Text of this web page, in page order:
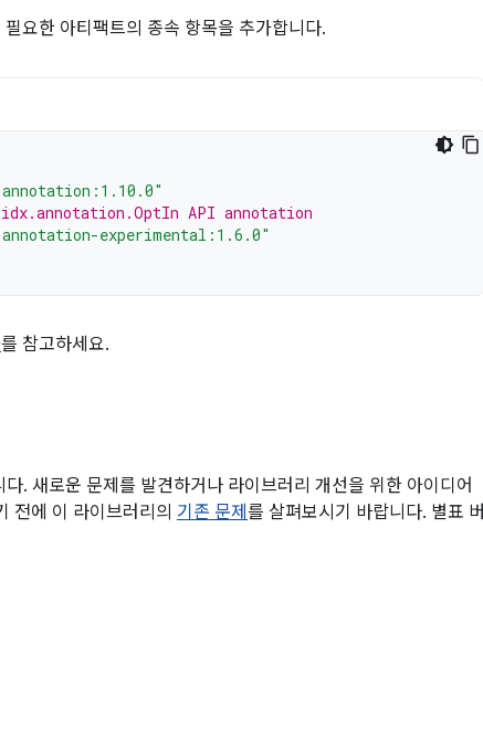
필요한 아티팩트의 종속 항목을 추가합니다.
API annotation
experimental:1.6.0"
를 참고하세요.
. 새로운 문제를 발견하거나 라이브러리 개선을 위한 아이디어
전에 이 라이브러리의 기존 문제 를 살펴보시기 바랍니다. 별표 버